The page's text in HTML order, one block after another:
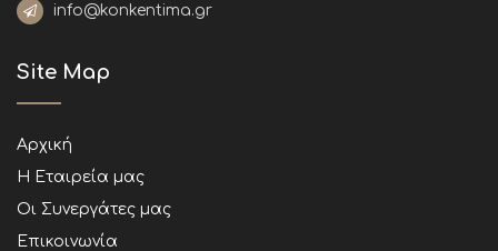
info@konkentima.gr
Site Map
Αρχική
Η Εταιρεία μας
Οι Συνεργάτες μας
Επικοινωνία